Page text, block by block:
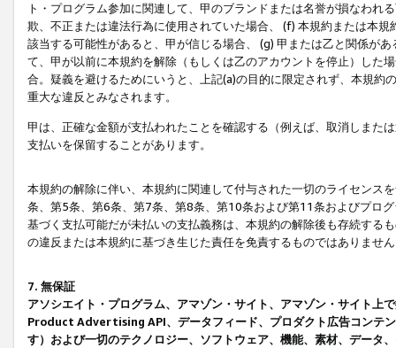
ト・プログラム参加に関連して、甲のブランドまたは名誉が損なわれ
欺、不正または違法行為に使用されていた場合、 (f) 本規約または本
該当する可能性があると、甲が信じる場合、 (g) 甲または乙と関係が
て、甲が以前に本規約を解除（もしくは乙のアカウントを停止）した
合。疑義を避けるためにいうと、上記(a)の目的に限定されず、本規
重大な違反とみなされます。
甲は、正確な金額が支払われたことを確認する（例えば、取消しまた
支払いを保留することがあります。
本規約の解除に伴い、本規約に関連して付与された一切のライセンス
条、第5条、第6条、第7条、第8条、第10条および第11条およびプロ
基づく支払可能だが未払いの支払義務は、本規約の解除後も存続する
の違反または本規約に基づき生じた責任を免責するものではありませ
7. 無保証
アソシエイト・プログラム、アマゾン・サイト、アマゾン・サイト上
Product Advertising API、データフィード、プロダクト広告コンテ
す）および一切のテクノロジー、ソフトウェア、機能、素材、データ